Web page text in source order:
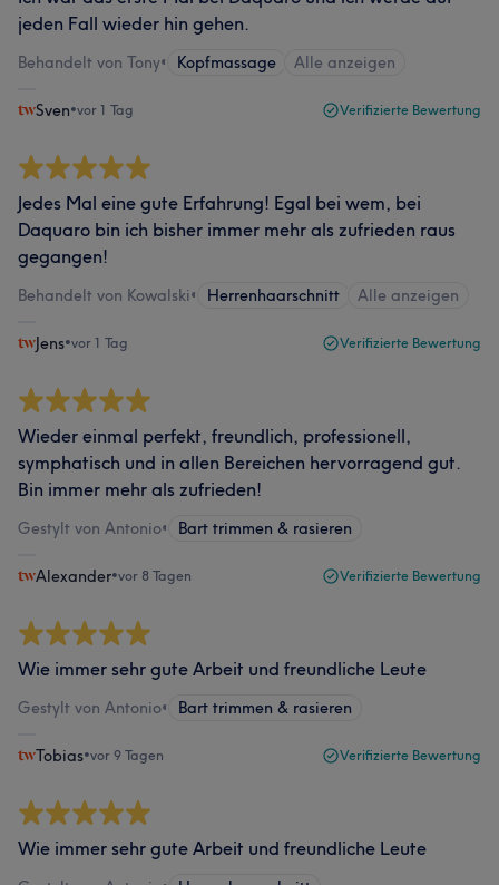
jeden Fall wieder hin gehen.
Behandelt von Tony• Kopfmassage Alle anzeigen
Sven•vor 1 Tag Verifizierte Bewertung
Jedes Mal eine gute Erfahrung! Egal bei wem, bei
Daquaro bin ich bisher immer mehr als zufrieden raus
gegangen!
Behandelt von Kowalski• Herrenhaarschnitt Alle anzeigen
Jens•vor 1 Tag Verifizierte Bewertung
Wieder einmal perfekt, freundlich, professionell,
symphatisch und in allen Bereichen hervorragend gut.
Bin immer mehr als zufrieden!
Gestylt von Antonio• Bart trimmen & rasieren
Alexander•vor 8 Tagen Verifizierte Bewertung
Wie immer sehr gute Arbeit und freundliche Leute
Gestylt von Antonio• Bart trimmen & rasieren
Tobias•vor 9 Tagen Verifizierte Bewertung
Wie immer sehr gute Arbeit und freundliche Leute